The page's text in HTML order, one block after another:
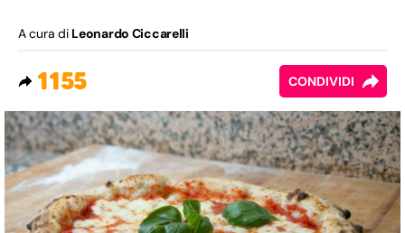
A cura di Leonardo Ciccarelli
1155 CONDIVIDI